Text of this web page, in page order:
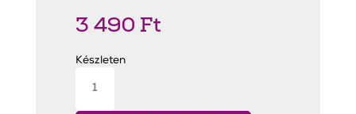
3 490 Ft
Készleten
Stripe Zokni